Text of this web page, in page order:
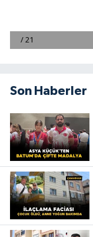
Son Haberler